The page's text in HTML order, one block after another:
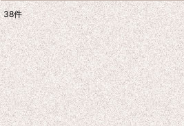
表示数:
並び順:
絞り込む
38件